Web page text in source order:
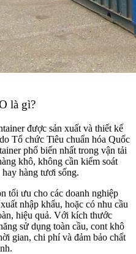
là gì?
được sản xuất và thiết kế
Tổ chức Tiêu chuẩn hóa Quốc
phổ biến nhất trong vận tải
khô, không cần kiểm soát
hàng tươi sống.
tối ưu cho các doanh nghiệp
nhập khẩu, hoặc có nhu cầu
hiệu quả. Với kích thước
sử dụng toàn cầu, cont khô
gian, chi phí và đảm bảo chất